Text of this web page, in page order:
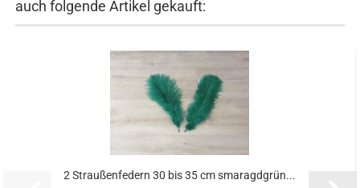
auch folgende Artikel gekauft:
2 Straußenfedern 30 bis 35 cm smaragdgrün...